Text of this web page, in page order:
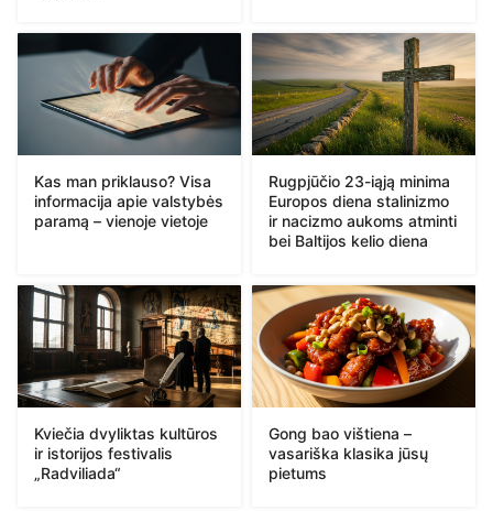
Kas man priklauso? Visa
informacija apie valstybės
paramą – vienoje vietoje
Rugpjūčio 23-iąją minima
Europos diena stalinizmo
ir nacizmo aukoms atminti
bei Baltijos kelio diena
Kviečia dvyliktas kultūros
ir istorijos festivalis
„Radviliada“
Gong bao vištiena –
vasariška klasika jūsų
pietums